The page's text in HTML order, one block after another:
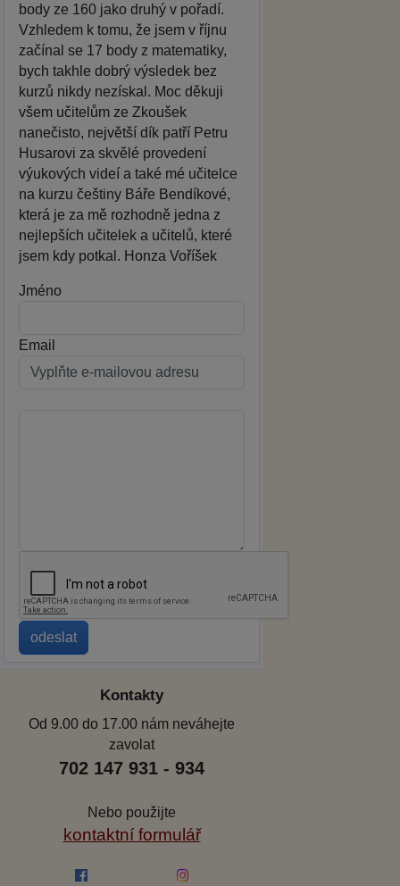
body ze 160 jako druhý v pořadí.
Vzhledem k tomu, že jsem v říjnu
začínal se 17 body z matematiky,
bych takhle dobrý výsledek bez
kurzů nikdy nezískal. Moc děkuji
všem učitelům ze Zkoušek
nanečisto, největší dík patří Petru
Husarovi za skvělé provedení
výukových videí a také mé učitelce
na kurzu češtiny Báře Bendíkové,
která je za mě rozhodně jedna z
nejlepších učitelek a učitelů, které
jsem kdy potkal. Honza Voříšek
Jméno
Email
Kontakty
Od 9.00 do 17.00 nám neváhejte
zavolat
702 147 931 - 934
Nebo použijte
kontaktní formulář